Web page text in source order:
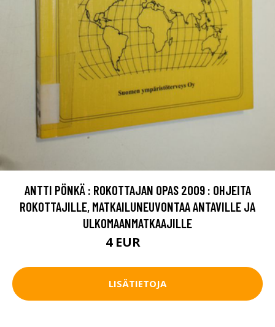
ANTTI PÖNKÄ : ROKOTTAJAN OPAS 2009 : OHJEITA
ROKOTTAJILLE, MATKAILUNEUVONTAA ANTAVILLE JA
ULKOMAANMATKAAJILLE
4 EUR
LISÄTIETOJA